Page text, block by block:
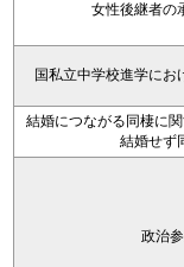
女性後継者の
国私立中学校進学に
結婚につながる同棲に
結婚せず
政治